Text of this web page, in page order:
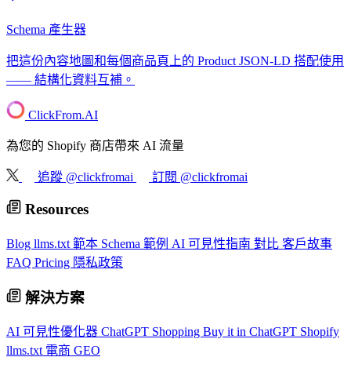
Schema 產生器
把這份內容地圖和每個商品頁上的 Product JSON-LD 搭配使用
—— 結構化資料互補。
ClickFrom.AI
為您的 Shopify 商店帶來 AI 流量
追蹤 @clickfromai 訂閱 @clickfromai
Resources
Blog llms.txt 範本 Schema 範例 AI 可見性指南 對比 客戶故事
FAQ Pricing 隱私政策
解決方案
AI 可見性優化器 ChatGPT Shopping Buy it in ChatGPT Shopify
llms.txt 電商 GEO